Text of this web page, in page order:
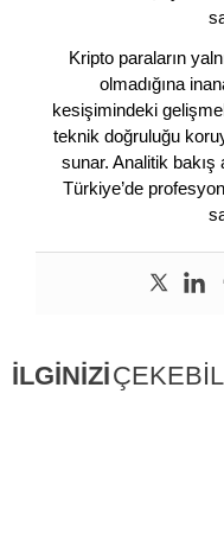
Kripto paraların
olmadığına
kesişimindeki
teknik doğruluğu
sunar. Analitik bakış
Türkiye’de
İLGİNİZİ